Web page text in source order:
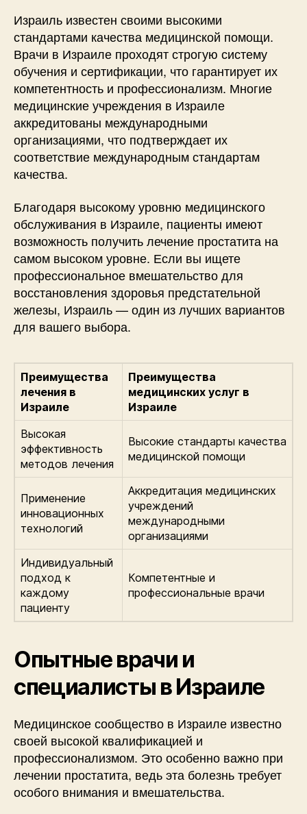
Израиль известен своими высокими
стандартами качества медицинской помощи.
Врачи в Израиле проходят строгую систему
обучения и сертификации, что гарантирует их
компетентность и профессионализм. Многие
медицинские учреждения в Израиле
аккредитованы международными
организациями, что подтверждает их
соответствие международным стандартам
качества.
Благодаря высокому уровню медицинского
обслуживания в Израиле, пациенты имеют
возможность получить лечение простатита на
самом высоком уровне. Если вы ищете
профессиональное вмешательство для
восстановления здоровья предстательной
железы, Израиль — один из лучших вариантов
для вашего выбора.
Преимущества
лечения в
Израиле
Преимущества
медицинских услуг в
Израиле
Высокая
эффективность
методов лечения
Высокие стандарты качества
медицинской помощи
Применение
инновационных
технологий
Аккредитация медицинских
учреждений
международными
организациями
Индивидуальный
подход к
каждому
пациенту
Компетентные и
профессиональные врачи
Опытные врачи и
специалисты в Израиле
Медицинское сообщество в Израиле известно
своей высокой квалификацией и
профессионализмом. Это особенно важно при
лечении простатита, ведь эта болезнь требует
особого внимания и вмешательства.